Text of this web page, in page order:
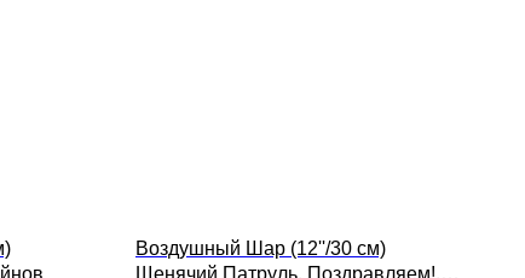
Воздушный Шар (12''/30 см)
Щенячий Патруль, Поздравляем!,